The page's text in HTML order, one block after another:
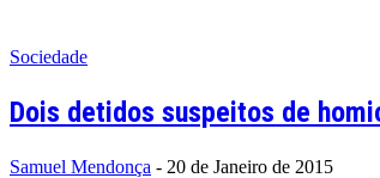
Sociedade
Dois detidos suspeitos de
Samuel Mendonça - 20 de Janeiro de 2015